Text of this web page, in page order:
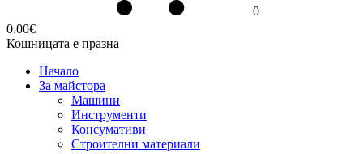
0
0.00€
Кошницата е празна
Начало
За майстора
Машини
Инструменти
Консумативи
Строителни материали